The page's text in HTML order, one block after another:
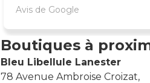
Avis de Google
Boutiques à
Bleu Libellule Lanester
78 Avenue Ambroise Croizat,